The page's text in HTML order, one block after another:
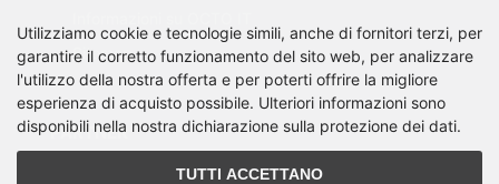
Sitemap
PARTNER
Utilizziamo cookie e tecnologie simili, anche di fornitori terzi, per
garantire il corretto funzionamento del sito web, per analizzare
l'utilizzo della nostra offerta e per poterti offrire la migliore
esperienza di acquisto possibile. Ulteriori informazioni sono
disponibili nella nostra dichiarazione sulla protezione dei dati.
TUTTI ACCETTANO